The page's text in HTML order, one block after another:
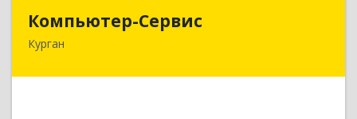
Компьютер-Сервис
Курган